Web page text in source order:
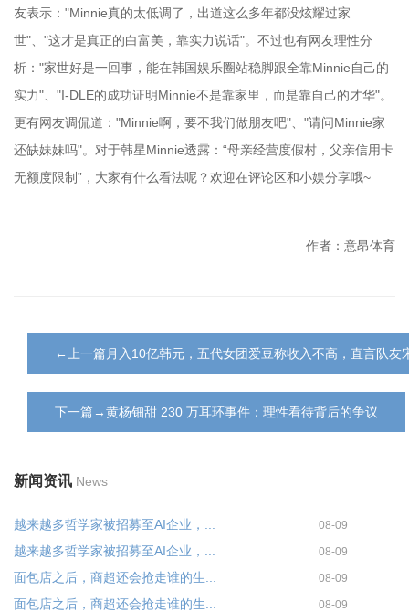
友表示："Minnie真的太低调了，出道这么多年都没炫耀过家
世"、"这才是真正的白富美，靠实力说话"。不过也有网友理性分
析："家世好是一回事，能在韩国娱乐圈站稳脚跟全靠Minnie自己的
实力"、"I-DLE的成功证明Minnie不是靠家里，而是靠自己的才华"。
更有网友调侃道："Minnie啊，要不我们做朋友吧"、"请问Minnie家
还缺妹妹吗"。对于韩星Minnie透露：“母亲经营度假村，父亲信用卡
无额度限制”，大家有什么看法呢？欢迎在评论区和小娱分享哦~
作者：意昂体育
←上一篇月入10亿韩元，五代女团爱豆称收入不高，直言队友
下一篇→黄杨钿甜 230 万耳环事件：理性看待背后的争议
新闻资讯 News
越来越多哲学家被招募至AI企业，... 08-09
越来越多哲学家被招募至AI企业，... 08-09
面包店之后，商超还会抢走谁的生... 08-09
面包店之后，商超还会抢走谁的生... 08-09